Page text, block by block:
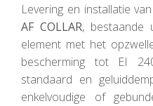
Levering en installatie
AF COLLAR, bestaande
element met het
bescherming tot EI
standaard en
enkelvoudige of